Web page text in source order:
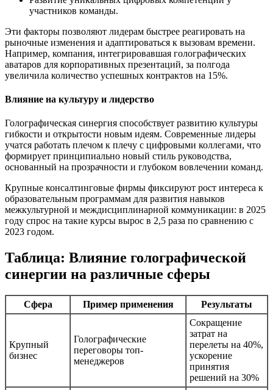
участников команды.
Эти факторы позволяют лидерам быстрее реагировать на
рыночные изменения и адаптироваться к вызовам времени.
Например, компания, интегрировавшая голографических
аватаров для корпоративных презентаций, за полгода
увеличила количество успешных контрактов на 15%.
Влияние на культуру и лидерство
Голографическая синергия способствует развитию культуры
гибкости и открытости новым идеям. Современные лидеры
учатся работать плечом к плечу с цифровыми коллегами, что
формирует принципиально новый стиль руководства,
основанный на прозрачности и глубоком вовлечении команд.
Крупные консалтинговые фирмы фиксируют рост интереса к
образовательным программам для развития навыков
межкультурной и междисциплинарной коммуникации: в 2025
году спрос на такие курсы вырос в 2,5 раза по сравнению с
2023 годом.
Таблица: Влияние голографической
синергии на различные сферы
Сфера Пример применения Результаты
Крупный
бизнес
Голографические
переговоры топ-
менеджеров
Сокращение
затрат на
перелеты на 40%,
ускорение
принятия
решений на 30%